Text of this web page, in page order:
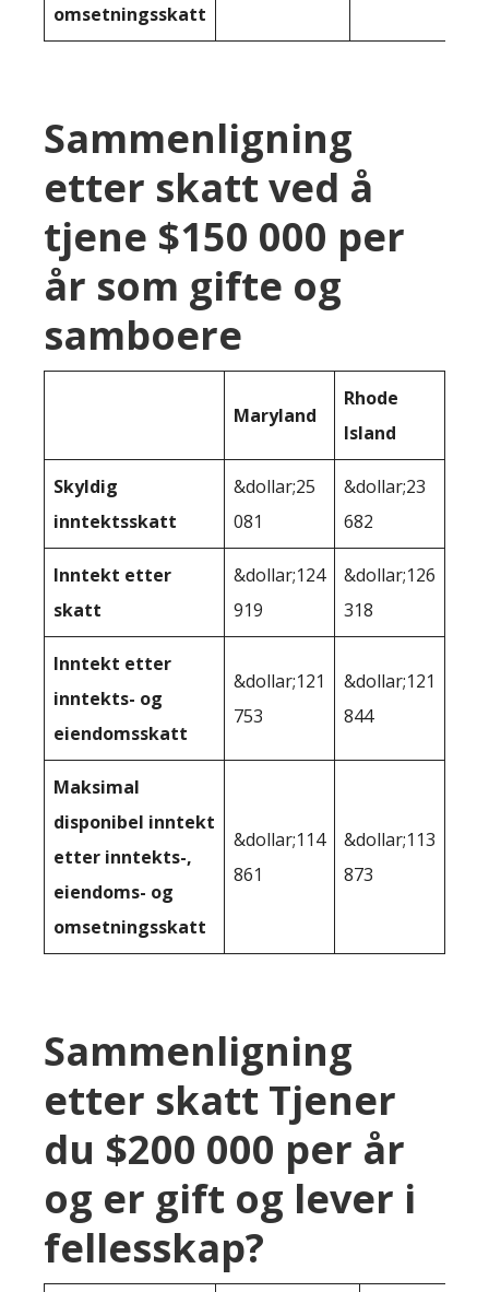
omsetningsskatt
Sammenligning
etter skatt ved å
tjene $150 000 per
år som gifte og
samboere
Maryland
Rhode
Island
Skyldig
inntektsskatt
&dollar;25
081
&dollar;23
682
Inntekt etter
skatt
&dollar;124
919
&dollar;126
318
Inntekt etter
inntekts- og
eiendomsskatt
&dollar;121
753
&dollar;121
844
Maksimal
disponibel inntekt
etter inntekts-,
eiendoms- og
omsetningsskatt
&dollar;114
861
&dollar;113
873
Sammenligning
etter skatt Tjener
du $200 000 per år
og er gift og lever i
fellesskap?